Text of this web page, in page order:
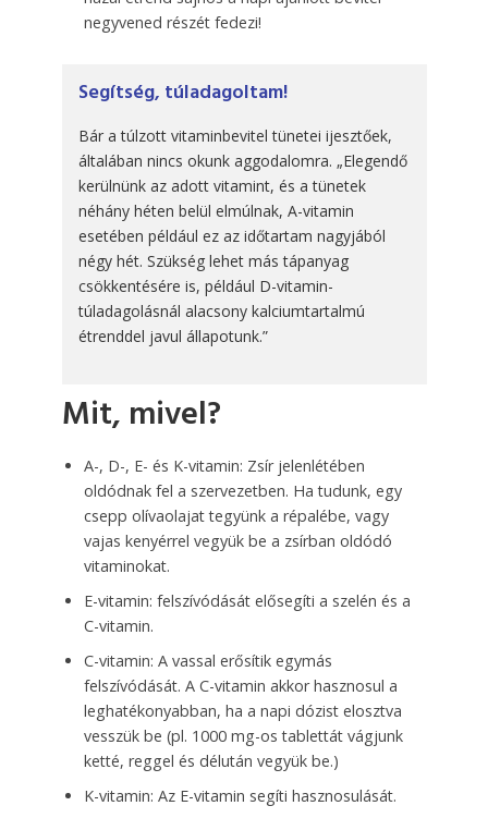
negyvened részét fedezi!
Segítség, túladagoltam!
Bár a túlzott vitaminbevitel tünetei ijesztőek,
általában nincs okunk aggodalomra. „Elegendő
kerülnünk az adott vitamint, és a tünetek
néhány héten belül elmúlnak, A-vitamin
esetében például ez az időtartam nagyjából
négy hét. Szükség lehet más tápanyag
csökkentésére is, például D-vitamin-
túladagolásnál alacsony kalciumtartalmú
étrenddel javul állapotunk.”
Mit, mivel?
A-, D-, E- és K-vitamin: Zsír jelenlétében
oldódnak fel a szervezetben. Ha tudunk, egy
csepp olívaolajat tegyünk a répalébe, vagy
vajas kenyérrel vegyük be a zsírban oldódó
vitaminokat.
E-vitamin: felszívódását elősegíti a szelén és a
C-vitamin.
C-vitamin: A vassal erősítik egymás
felszívódását. A C-vitamin akkor hasznosul a
leghatékonyabban, ha a napi dózist elosztva
vesszük be (pl. 1000 mg-os tablettát vágjunk
ketté, reggel és délután vegyük be.)
K-vitamin: Az E-vitamin segíti hasznosulását.